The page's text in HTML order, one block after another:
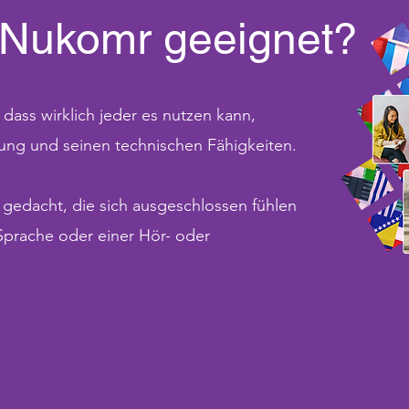
geeignet?
wirklich jeder es nutzen kann,
und seinen technischen Fähigkeiten.
die sich ausgeschlossen fühlen
oder einer Hör- oder